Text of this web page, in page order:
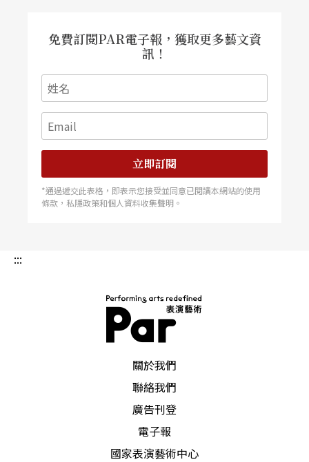
免費訂閱PAR電子報，獲取更多藝文資
訊！
立即訂閱
*通過遞交此表格，即表示您接受並同意已閱讀本網站的使用
條款，私隱政策和個人資料收集聲明。
:::
關於我們
聯絡我們
廣告刊登
電子報
國家表演藝術中心